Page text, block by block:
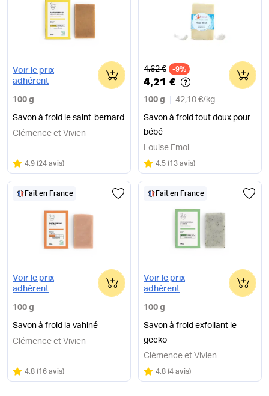
Voir le prix
adhérent
100 g
Savon à froid le saint-bernard
0
Clémence et Vivien
Note
4.9 sur 5
(24 avis)
Ancien prix
4,62 € -9%
4,21 €
100 g 42,10 €/ kg
Savon à froid tout doux pour
bébé
0
Louise Emoi
Note
4.5 sur 5
(13 avis)
Fait en France
Voir le prix
adhérent
100 g
Savon à froid la vahiné
0
Clémence et Vivien
Note
4.8 sur 5
(16 avis)
Fait en France
Voir le prix
adhérent
100 g
Savon à froid exfoliant le
gecko
0
Clémence et Vivien
Note
4.8 sur 5
(4 avis)